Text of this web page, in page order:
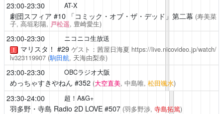
23:00-23:30 AT-X
劇団スフィア #10 「コミック・オブ・ザ・デッド」第二幕 (寿美菜
子, 高垣彩陽, 戸松遥, 豊崎愛生)
23:00-23:30 ニコニコ生放送
！ マリスタ！ #29 ゲスト：茜屋日海夏 https://live.nicovideo.jp/watch/
lv323119907 (駒田航, 天海由梨奈)
23:00-23:30 OBCラジオ大阪
めっちゃすきやねん #352 (大空直美, 中島唯, 松田颯水)
23:30-24:00 超！A&G+
羽多野・寺島 Radio 2D LOVE#507 (羽多野渉, 寺島拓篤)